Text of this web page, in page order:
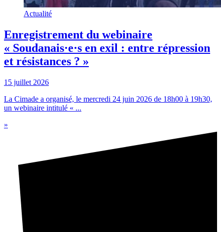
Actualité
Enregistrement du webinaire
« Soudanais·e·s en exil : entre répression
et résistances ? »
15 juillet 2026
La Cimade a organisé, le mercredi 24 juin 2026 de 18h00 à 19h30,
un webinaire intitulé « ...
»